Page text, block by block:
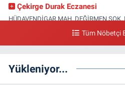
Çekirge Durak Eczanesi
HÜDAVENDİGAR MAH. DEĞİRMEN SOK.
Engin Eczanesi
Tüm Nöbetçi
Yükleniyor...